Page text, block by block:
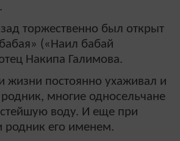
торжественно был открыт
(«Наил бабай
Накипа Галимова.
жизни постоянно ухаживал и
родник, многие односельчане
воду. И еще при
родник его именем.